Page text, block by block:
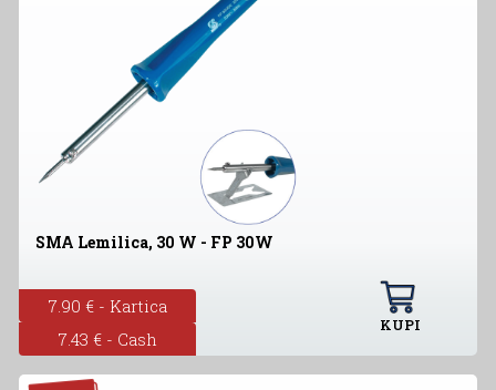
SMA Lemilica, 30 W - FP 30W
7.90 € - Kartica
7.43 € - Cash
KUPI